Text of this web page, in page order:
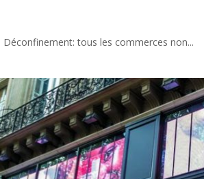
Déconfinement: tous les commerces non...